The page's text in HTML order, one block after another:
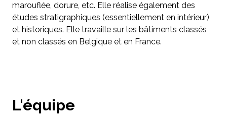
marouflée, dorure, etc. Elle réalise également des
études stratigraphiques (essentiellement en intérieur)
et historiques. Elle travaille sur les bâtiments classés
et non classés en Belgique et en France.
L'équipe